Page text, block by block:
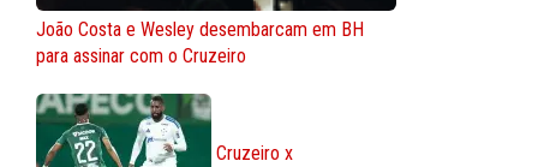
João Costa e Wesley desembarcam em BH
para assinar com o Cruzeiro
Cruzeiro x